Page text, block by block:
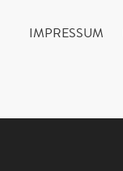
IMPRESSUM